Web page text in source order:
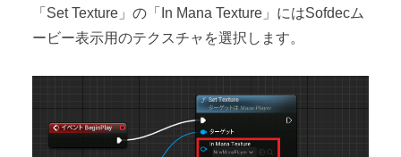
「Set Texture」の「In Mana Texture」にはSofdecム
ービー表示用のテクスチャを選択します。